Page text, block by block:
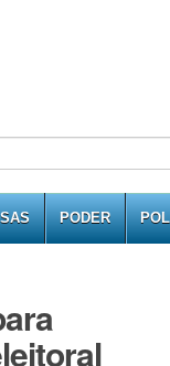
PODER